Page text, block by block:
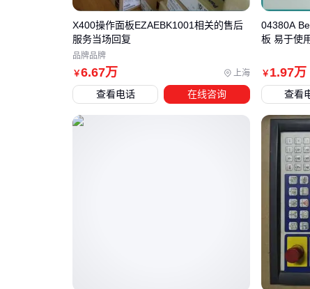
￥6.67万 上海
X400操作面板EZAEBK1001相关的售后
服务当场回复
品牌品牌
查看电话 在线咨询
￥1.97万
04380A
板 易于使
查看